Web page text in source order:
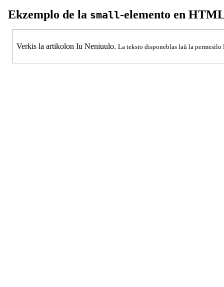
Ekzemplo de la small-elemento en
Verkis la artikolon Iu Neniuulo. La teksto disponeblas laŭ la